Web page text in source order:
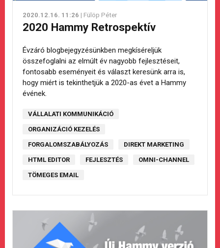
2020.12.16. 11:26 | Fülöp Péter
2020 Hammy Retrospektív
Évzáró blogbejegyzésünkben megkíséreljük
összefoglalni az elmúlt év nagyobb fejlesztéseit,
fontosabb eseményeit és választ keresünk arra is,
hogy miért is tekinthetjük a 2020-as évet a Hammy
évének.
VÁLLALATI KOMMUNIKÁCIÓ
ORGANIZÁCIÓ KEZELÉS
FORGALOMSZABÁLYOZÁS DIREKT MARKETING
HTML EDITOR FEJLESZTÉS OMNI-CHANNEL
TÖMEGES EMAIL